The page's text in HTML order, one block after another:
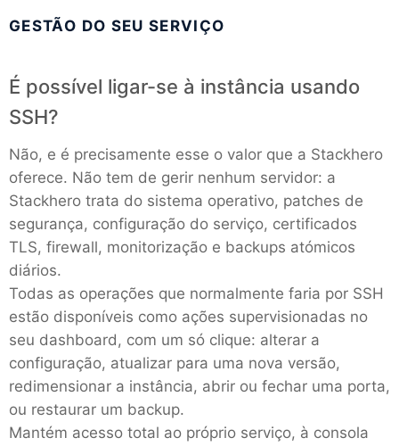
Memcached
Mercure-Hub
Mosquitto
MySQL
Nextcloud
NocoDB
Node-RED
GESTÃO DO SEU SERVIÇO
É possível ligar-se à instância usando
SSH?
Não, e é precisamente esse o valor que a Stackhero
oferece. Não tem de gerir nenhum servidor: a
Stackhero trata do sistema operativo, patches de
segurança, configuração do serviço, certificados
TLS, firewall, monitorização e backups atómicos
diários.
Todas as operações que normalmente faria por SSH
estão disponíveis como ações supervisionadas no
seu dashboard, com um só clique: alterar a
configuração, atualizar para uma nova versão,
redimensionar a instância, abrir ou fechar uma porta,
ou restaurar um backup.
Mantém acesso total ao próprio serviço, à consola